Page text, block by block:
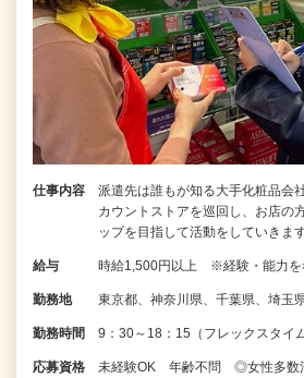
仕事内容
派遣先は誰もが知る大手化粧品会
カウントストアを巡回し、お店の
ップを目指して活動をしていきま
給与 時給1,500円以上 ※経験・能力を
勤務地 東京都、神奈川県、千葉県、埼玉
勤務時間 9：30～18：15（フレックスタイム
応募資格
未経験OK 年齢不問 ◎女性多数